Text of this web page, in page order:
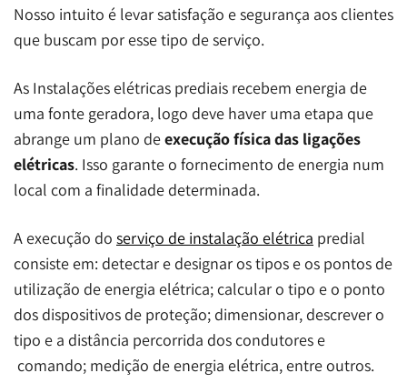
Nosso intuito é levar satisfação e segurança aos clientes
que buscam por esse tipo de serviço.
As Instalações elétricas prediais recebem energia de
uma fonte geradora, logo deve haver uma etapa que
abrange um plano deexecução física das ligações
elétricas. Isso garante o fornecimento de energia num
local com a finalidade determinada.
A execução do serviço de instalação elétrica predial
consiste em: detectar e designar os tipos e os pontos de
utilização de energia elétrica; calcular o tipo e o ponto
dos dispositivos de proteção; dimensionar, descrever o
tipo e a distância percorrida dos condutores e
comando; medição de energia elétrica, entre outros.